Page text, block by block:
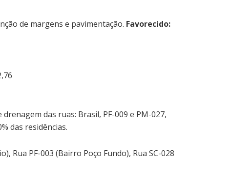
de margens e pavimentação. Favorecido:
das ruas: Brasil, PF-009 e PM-027,
das residências.
Rua PF-003 (Bairro Poço Fundo), Rua SC-028